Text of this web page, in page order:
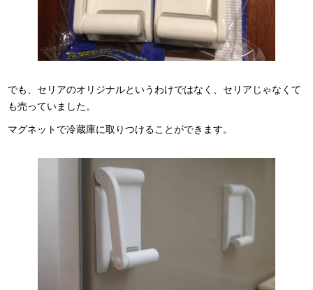
でも、セリアのオリジナルというわけではなく、セリアじゃなくて
も売っていました。
マグネットで冷蔵庫に取りつけることができます。